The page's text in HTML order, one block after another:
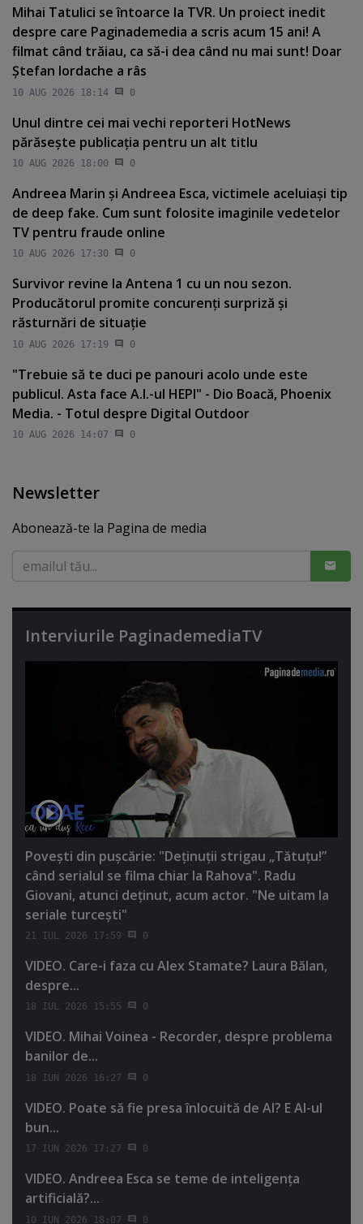
Mihai Tatulici se întoarce la TVR. Un proiect inedit
despre care Paginademedia a scris acum 15 ani! A
filmat când trăiau, ca să-i dea când nu mai sunt! Doar
Ştefan Iordache a râs
10 AUG 2026 18:14 0
Unul dintre cei mai vechi reporteri HotNews
părăseşte publicaţia pentru un alt titlu
10 AUG 2026 18:00 0
Andreea Marin şi Andreea Esca, victimele aceluiaşi tip
de deep fake. Cum sunt folosite imaginile vedetelor
TV pentru fraude online
10 AUG 2026 17:30 0
Survivor revine la Antena 1 cu un nou sezon.
Producătorul promite concurenţi surpriză şi
răsturnări de situaţie
10 AUG 2026 17:19 0
"Trebuie să te duci pe panouri acolo unde este
publicul. Asta face A.I.-ul HEPI" - Dio Boacă, Phoenix
Media. - Totul despre Digital Outdoor
10 AUG 2026 14:07 0
Newsletter
Abonează-te la Pagina de media
Interviurile PaginademediaTV
Poveşti din puşcărie: "Deţinuţii strigau „Tătuţu!”
când serialul se filma chiar la Rahova". Radu
Giovani, atunci deţinut, acum actor. "Ne uitam la
seriale turceşti"
21 IUL 2026 17:59 0
VIDEO. Care-i faza cu Alex Stamate? Laura Bălan,
despre...
18 IUL 2026 15:55 0
VIDEO. Mihai Voinea - Recorder, despre problema
banilor de...
18 IUN 2026 16:27 0
VIDEO. Poate să fie presa înlocuită de AI? E AI-ul
bun...
17 IUN 2026 17:27 0
VIDEO. Andreea Esca se teme de inteligenţa
artificială?...
10 IUN 2026 18:07 0